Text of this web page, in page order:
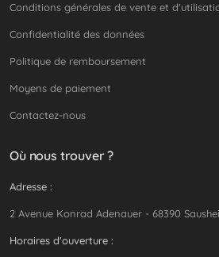
Conditions générales de vente et
Confidentialité des données
Politique de remboursement
Moyens de paiement
Contactez-nous
Où nous trouver ?
Adresse :
2 Avenue Konrad Adenauer - 68390
Horaires d'ouverture :